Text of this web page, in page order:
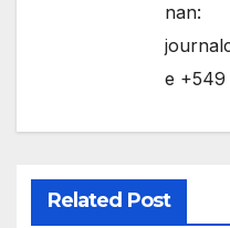
nan:
e +549
Related Post